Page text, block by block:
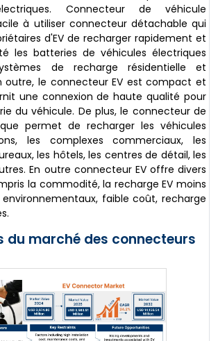
Connecteur de véhicule
à utiliser connecteur détachable qui
d'EV de recharger rapidement et
les batteries de véhicules électriques
de recharge résidentielle et
outre, le connecteur EV est compact et
une connexion de haute qualité pour
du véhicule. De plus, le connecteur de
permet de recharger les véhicules
les complexes commerciaux, les
les hôtels, les centres de détail, les
En outre connecteur EV offre divers
la commodité, la recharge EV moins
faible coût, recharge
du marché des connecteurs